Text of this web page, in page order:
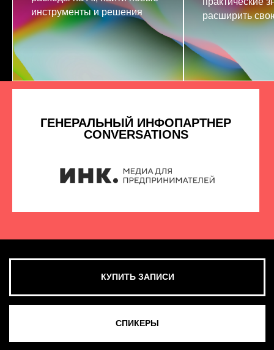
инструменты и решения
расширить
СМОТРЕТЬ ВСЕ ФОТО